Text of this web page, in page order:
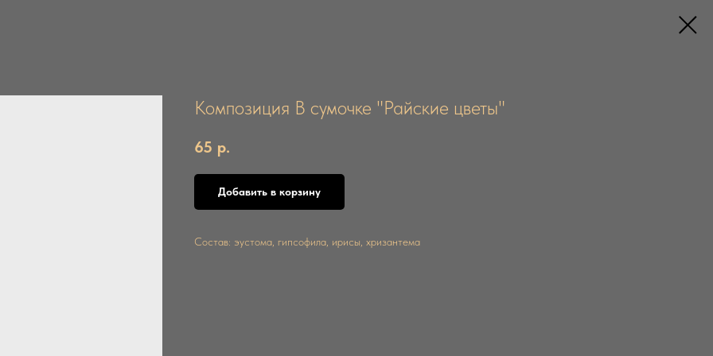
Композиция В сумочке "Райские цветы"
65 р.
Добавить в корзину
Состав: эустома, гипсофила, ирисы, хризантема